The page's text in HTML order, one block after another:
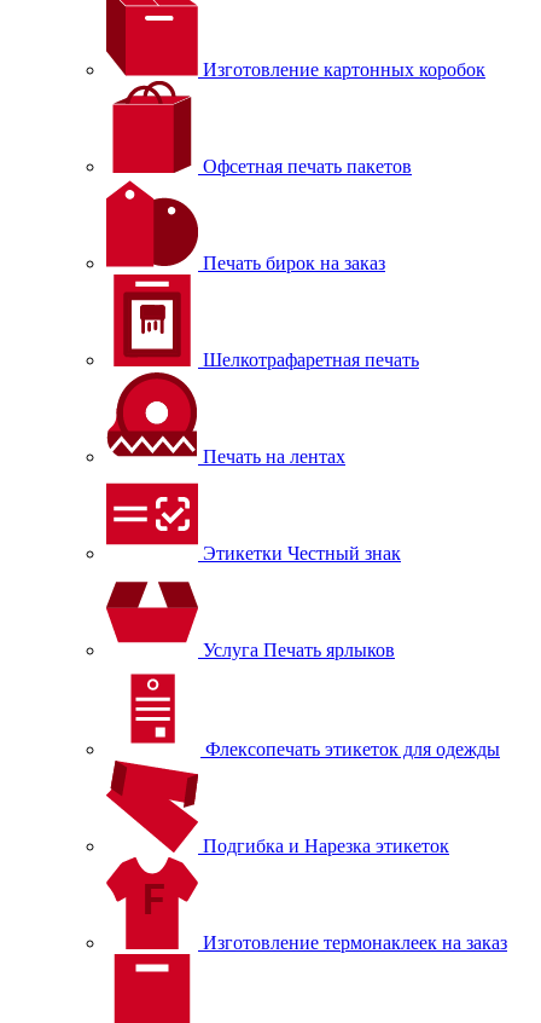
Изготовление картонных коробок
Офсетная печать пакетов
Печать бирок на заказ
Шелкотрафаретная печать
Печать на лентах
Этикетки Честный знак
Услуга Печать ярлыков
Флексопечать этикеток для одежды
Подгибка и Нарезка этикеток
Изготовление термонаклеек на заказ